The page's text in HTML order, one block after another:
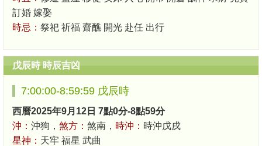
訂婚 嫁娶
時忌： 祭祀 祈福 齋醮 開光 赴任 出行
戊辰時 時辰吉凶
7:00:00-8:59:59 戊辰時
西曆2025年9月12日 7點0分-8點59分
沖： 沖狗， 煞方： 煞南， 時沖： 時沖戊戌
星神： 天牢 福星 武曲